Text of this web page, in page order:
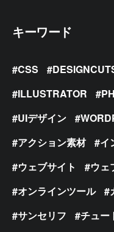
キーワード
CSS
ILLUSTRATOR
UIデザイン
アクション素材
イ
ウェブサイト
ウェ
オンラインツール
サンセリフ
チュー